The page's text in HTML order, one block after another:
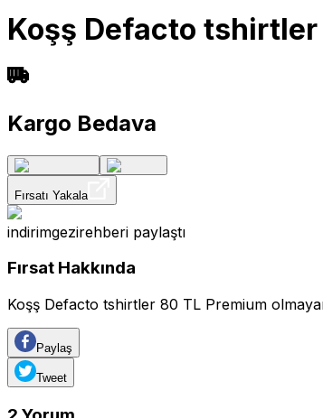
Koşş Defacto
Kargo Bedava
Fırsatı Yakala
indirimgezirehberi paylaştı
Fırsat Hakkında
Koşş Defacto tshirtler 80 TL Premium
Paylaş
Tweet